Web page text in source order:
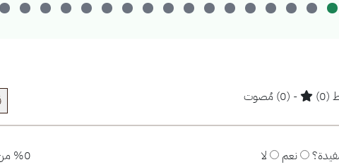
- (0) مُصوت
نعم لا %0 من المستخدمين قالوا نعم